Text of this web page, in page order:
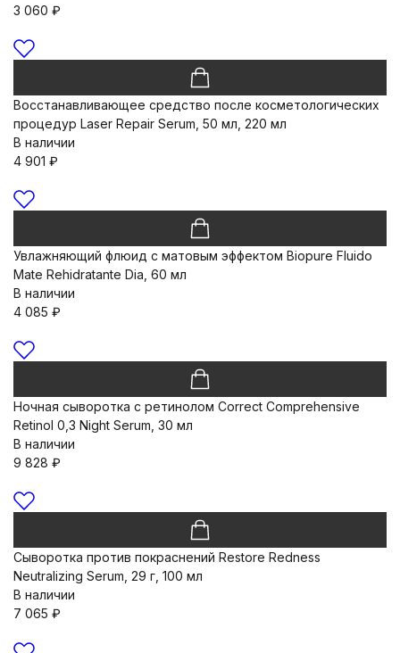
3 060 ₽
Восстанавливающее средство после косметологических
процедур Laser Repair Serum, 50 мл, 220 мл
В наличии
4 901 ₽
Увлажняющий флюид с матовым эффектом Biopure Fluido
Mate Rehidratante Dia, 60 мл
В наличии
4 085 ₽
Ночная сыворотка с ретинолом Correct Comprehensive
Retinol 0,3 Night Serum, 30 мл
В наличии
9 828 ₽
Сыворотка против покраснений Restore Redness
Neutralizing Serum, 29 г, 100 мл
В наличии
7 065 ₽